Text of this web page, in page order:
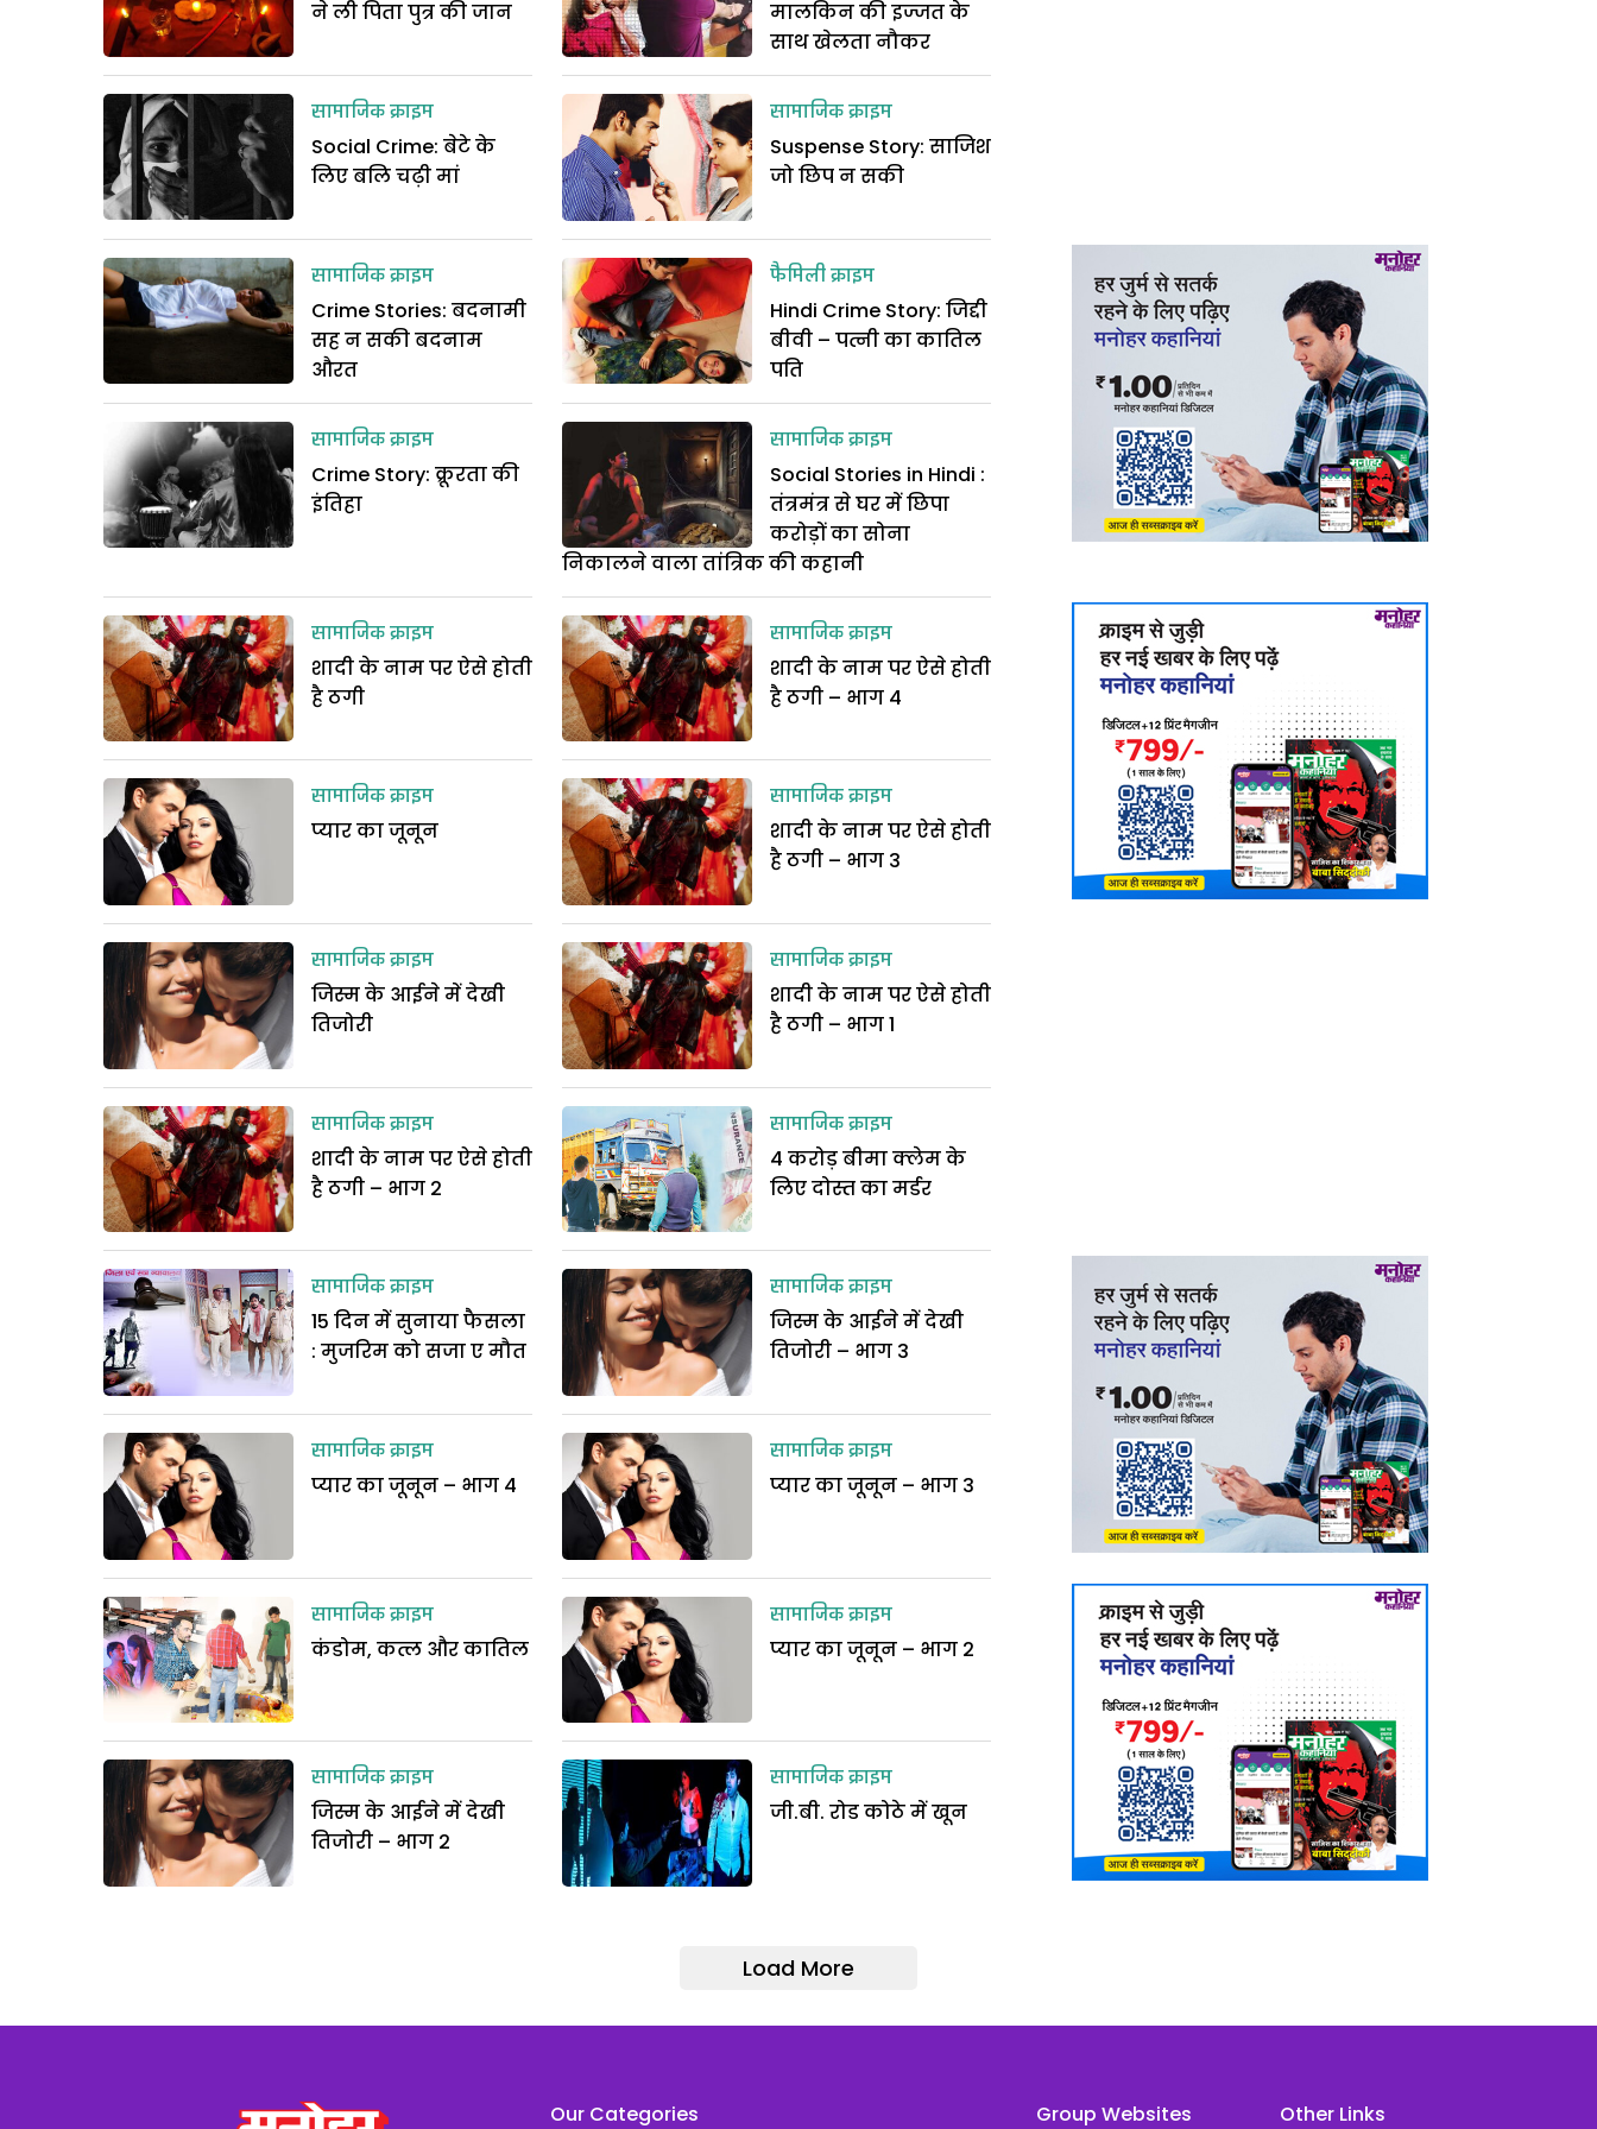
ने ली पिता पुत्र की जान
सामाजिक क्राइम
Social Crime: बेटे के
लिए बलि चढ़ी मां
मालकिन की इज्जत के
साथ खेलता नौकर
सामाजिक क्राइम
Suspense Story: साजिश
जो छिप न सकी
सामाजिक क्राइम
Crime Stories: बदनामी
सह न सकी बदनाम
औरत
सामाजिक क्राइम
Crime Story: क्रूरता की
इंतिहा
फैमिली क्राइम
Hindi Crime Story: जिद्दी
बीवी – पत्नी का कातिल
पति
सामाजिक क्राइम
Social Stories in Hindi :
तंत्रमंत्र से घर में छिपा
करोड़ों का सोना
निकालने वाला तांत्रिक की कहानी
सामाजिक क्राइम
शादी के नाम पर ऐसे होती
है ठगी
सामाजिक क्राइम
प्यार का जूनून
सामाजिक क्राइम
शादी के नाम पर ऐसे होती
है ठगी – भाग 4
सामाजिक क्राइम
शादी के नाम पर ऐसे होती
है ठगी – भाग 3
सामाजिक क्राइम
जिस्म के आईने में देखी
तिजोरी
सामाजिक क्राइम
शादी के नाम पर ऐसे होती
है ठगी – भाग 2
सामाजिक क्राइम
शादी के नाम पर ऐसे होती
है ठगी – भाग 1
सामाजिक क्राइम
4 करोड़ बीमा क्लेम के
लिए दोस्त का मर्डर
सामाजिक क्राइम
15 दिन में सुनाया फैसला
: मुजरिम को सजा ए मौत
सामाजिक क्राइम
प्यार का जूनून – भाग 4
सामाजिक क्राइम
जिस्म के आईने में देखी
तिजोरी – भाग 3
सामाजिक क्राइम
प्यार का जूनून – भाग 3
सामाजिक क्राइम
कंडोम, कत्ल और कातिल
सामाजिक क्राइम
जिस्म के आईने में देखी
तिजोरी – भाग 2
सामाजिक क्राइम
प्यार का जूनून – भाग 2
सामाजिक क्राइम
जी.बी. रोड कोठे में खून
Load More
Our Categories Group Websites Other Links